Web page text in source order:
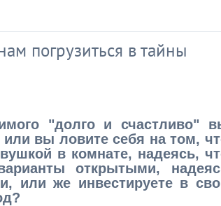
погрузиться в тайны
"долго и счастливо"
вы ловите себя на том,
в комнате, надеясь,
открытыми,
или же инвестируете в